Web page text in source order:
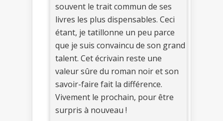
souvent le trait commun de ses
livres les plus dispensables. Ceci
étant, je tatillonne un peu parce
que je suis convaincu de son grand
talent. Cet écrivain reste une
valeur sûre du roman noir et son
savoir-faire fait la différence.
Vivement le prochain, pour être
surpris à nouveau !